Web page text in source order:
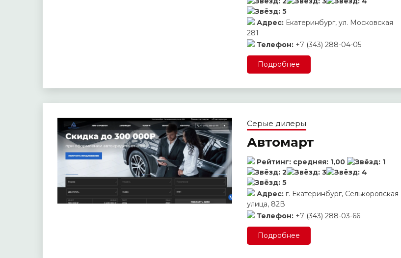
Адрес: Екатеринбург, ул. Московская
281
Телефон: +7 (343) 288-04-05
Подробнее
Серые дилеры
Автомарт
Рейтинг:средняя: 1,00
Адрес: г. Екатеринбург, Селькоровская
улица, 82В
Телефон: +7 (343) 288-03-66
Подробнее